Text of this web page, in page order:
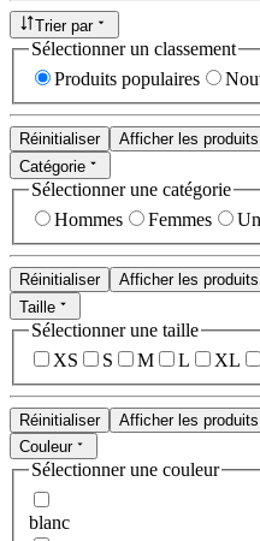
Trier par
Sélectionner un classement
Produits populaires
Réinitialiser
Afficher les produits
Catégorie
Sélectionner une catégorie
Hommes
Femmes
Réinitialiser
Afficher les produits
Taille
Sélectionner une taille
XS
S M L XL
Réinitialiser
Afficher les produits
Couleur
Sélectionner une couleur
blanc